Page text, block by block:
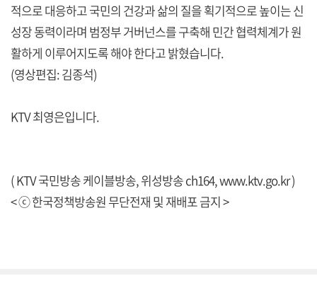
적으로 대응하고 국민의 건강과 삶의 질을 획기적으로 높이는 신
성장 동력이라며 범정부 거버넌스를 구축해 민간 협력체계가 원
활하게 이루어지도록 해야 한다고 밝혔습니다.
(영상편집: 김종석)
KTV 최영은입니다.
( KTV 국민방송 케이블방송, 위성방송 ch164,www.ktv.go.kr)
< ⓒ 한국정책방송원 무단전재 및 재배포 금지 >